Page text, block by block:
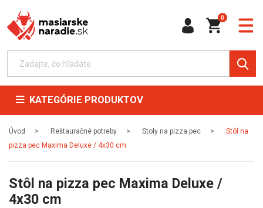
0
KATEGÓRIE PRODUKTOV
Úvod Reštauračné potreby Stoly na pizza pec
Stôl na
pizza pec Maxima Deluxe / 4x30 cm
Stôl na pizza pec Maxima Deluxe /
4x30 cm